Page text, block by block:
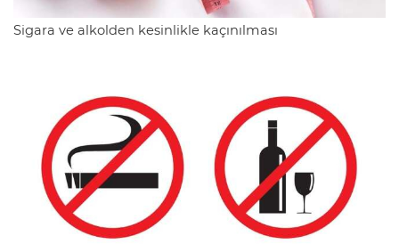
Sigara ve alkolden kesinlikle kaçınılması